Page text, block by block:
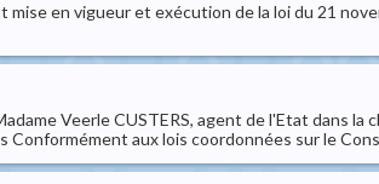
en vigueur et exécution de la loi du 21
Veerle CUSTERS, agent de l'Etat dans
aux lois coordonnées sur le